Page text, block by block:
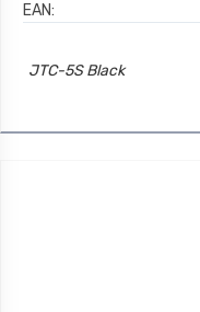
EAN:
JTC-5S Black